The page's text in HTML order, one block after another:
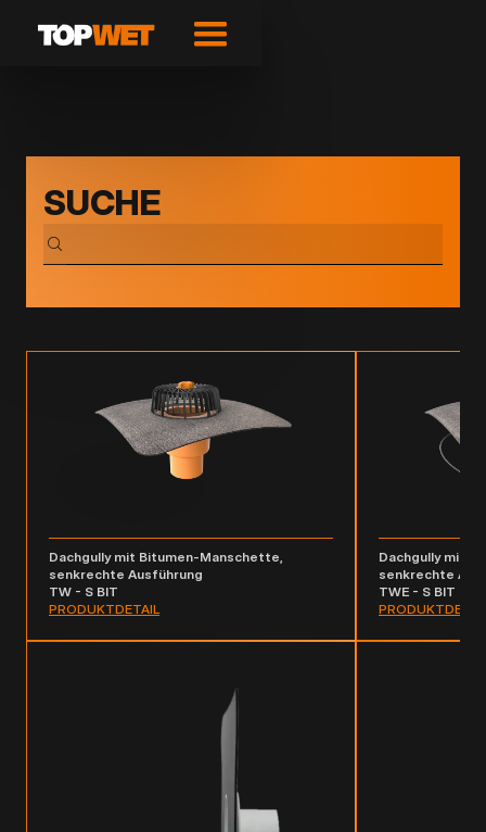
SUCHE
Dachgully mit Bitumen-Manschette,
senkrechte Ausführung
TW - S BIT
PRODUKTDETAIL
Dachgully mit
senkrechte
TWE - S BIT